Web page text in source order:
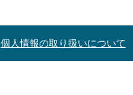
個人情報の取り扱いについて